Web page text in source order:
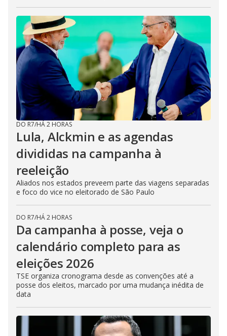
DO R7/HÁ 2 HORAS
Lula, Alckmin e as agendas
divididas na campanha à
reeleição
Aliados nos estados preveem parte das viagens separadas
e foco do vice no eleitorado de São Paulo
DO R7/HÁ 2 HORAS
Da campanha à posse, veja o
calendário completo para as
eleições 2026
TSE organiza cronograma desde as convenções até a
posse dos eleitos, marcado por uma mudança inédita de
data